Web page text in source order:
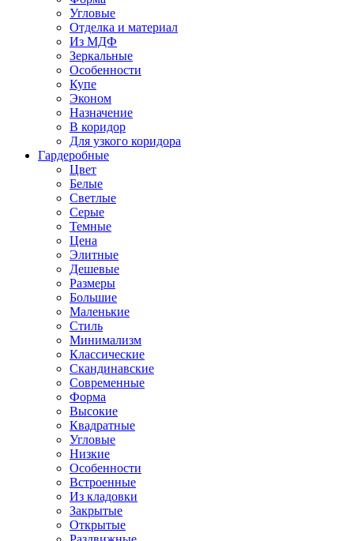
Угловые
Отделка и материал
Из МДФ
Зеркальные
Особенности
Купе
Эконом
Назначение
В коридор
Для узкого коридора
Гардеробные
Цвет
Белые
Светлые
Серые
Темные
Цена
Элитные
Дешевые
Размеры
Большие
Маленькие
Стиль
Минимализм
Классические
Скандинавские
Современные
Форма
Высокие
Квадратные
Угловые
Низкие
Особенности
Встроенные
Из кладовки
Закрытые
Открытые